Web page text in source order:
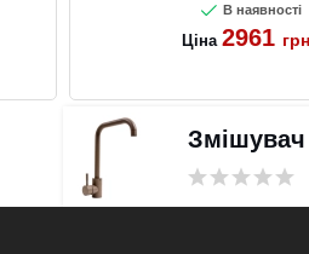
В наявності
Ціна 2961
Змішувач